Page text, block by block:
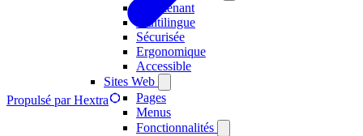
Multitenant
Multilingue
Sécurisée
Ergonomique
Accessible
Sites Web
Pages
Menus
Fonctionnalités
Propulsé par Hextra